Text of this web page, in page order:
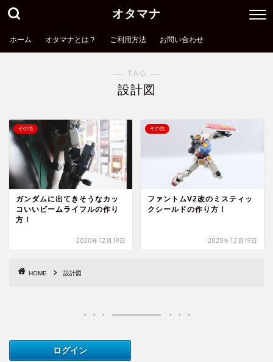
オタマナ
ホーム オタマナとは？ ご利用方法 お問い合わせ
― TAG ―
設計図
その他
ガンダムに出てきそうなカッ
コいいビームライフルの作り
方！
2020年12月19日
その他
ファントムV2改のミスティッ
クシールドの作り方！
2020年12月19日
HOME 設計図
オタマナとは？
案件一覧